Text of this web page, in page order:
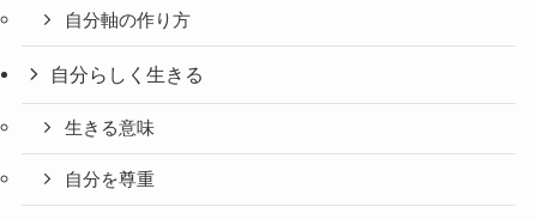
自分軸の作り方
自分らしく生きる
生きる意味
自分を尊重